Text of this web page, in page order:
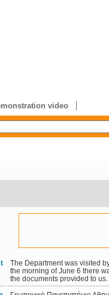
video
The Department was visited
the morning of June 6 there
the documents provided to us.